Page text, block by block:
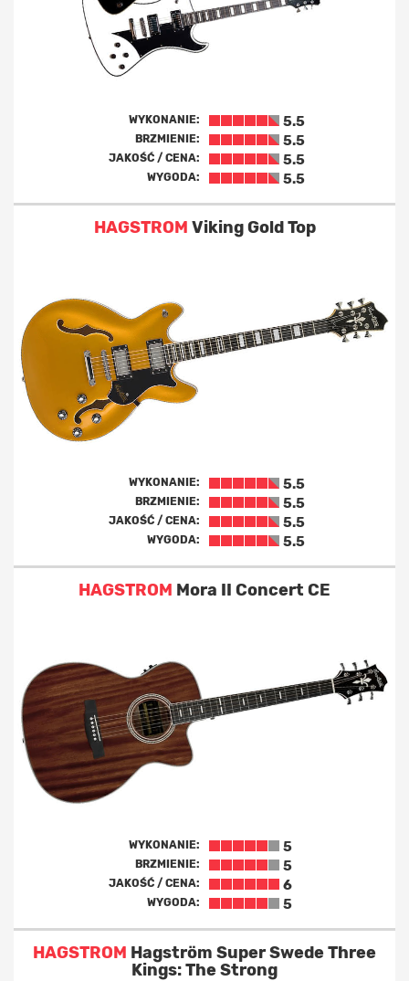
WYKONANIE: 5.5
BRZMIENIE: 5.5
JAKOŚĆ / CENA: 5.5
WYGODA: 5.5
HAGSTROM Viking Gold Top
WYKONANIE: 5.5
BRZMIENIE: 5.5
JAKOŚĆ / CENA: 5.5
WYGODA: 5.5
HAGSTROM Mora II Concert CE
WYKONANIE: 5
BRZMIENIE: 5
JAKOŚĆ / CENA: 6
WYGODA: 5
HAGSTROM Hagström Super Swede Three
Kings: The Strong